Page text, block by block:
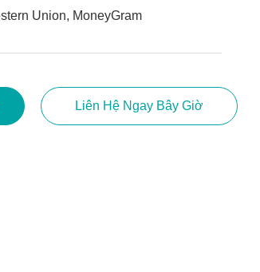
Union, MoneyGram
Liên Hệ Ngay Bây Giờ